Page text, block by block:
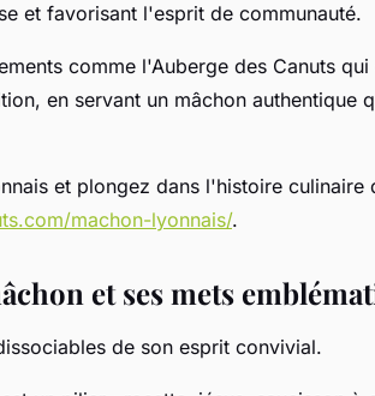
et favorisant l'esprit de communauté.
comme l'Auberge des Canuts
en servant un mâchon authentique
et plongez dans l'histoire culinaire
machon-lyonnais/.
et ses mets
de son esprit convivial.